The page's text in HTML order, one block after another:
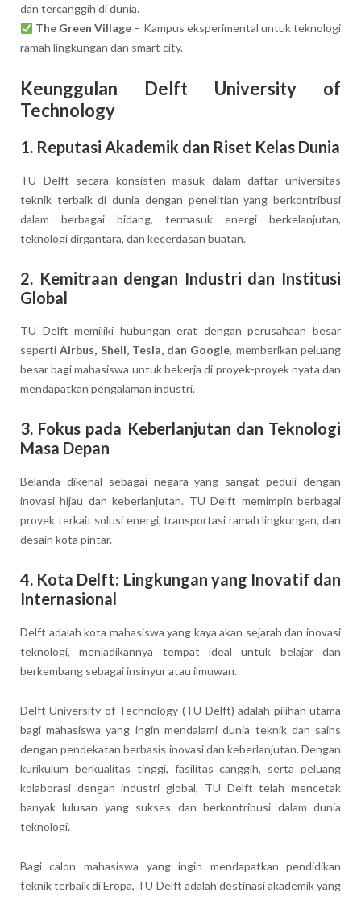
dan tercanggih di dunia.
The Green Village – Kampus eksperimental untuk teknologi
ramah lingkungan dan smart city.
Keunggulan Delft University of
Technology
1. Reputasi Akademik dan Riset Kelas Dunia
TU Delft secara konsisten masuk dalam daftar universitas
teknik terbaik di dunia dengan penelitian yang berkontribusi
dalam berbagai bidang, termasuk energi berkelanjutan,
teknologi dirgantara, dan kecerdasan buatan.
2. Kemitraan dengan Industri dan Institusi
Global
TU Delft memiliki hubungan erat dengan perusahaan besar
sepertiAirbus, Shell, Tesla, dan Google, memberikan peluang
besar bagi mahasiswa untuk bekerja di proyek-proyek nyata dan
mendapatkan pengalaman industri.
3. Fokus pada Keberlanjutan dan Teknologi
Masa Depan
Belanda dikenal sebagai negara yang sangat peduli dengan
inovasi hijau dan keberlanjutan. TU Delft memimpin berbagai
proyek terkait solusi energi, transportasi ramah lingkungan, dan
desain kota pintar.
4. Kota Delft: Lingkungan yang Inovatif dan
Internasional
Delft adalah kota mahasiswa yang kaya akan sejarah dan inovasi
teknologi, menjadikannya tempat ideal untuk belajar dan
berkembang sebagai insinyur atau ilmuwan.
Delft University of Technology (TU Delft) adalah pilihan utama
bagi mahasiswa yang ingin mendalami dunia teknik dan sains
dengan pendekatan berbasis inovasi dan keberlanjutan. Dengan
kurikulum berkualitas tinggi, fasilitas canggih, serta peluang
kolaborasi dengan industri global, TU Delft telah mencetak
banyak lulusan yang sukses dan berkontribusi dalam dunia
teknologi.
Bagi calon mahasiswa yang ingin mendapatkan pendidikan
teknik terbaik di Eropa, TU Delft adalah destinasi akademik yang